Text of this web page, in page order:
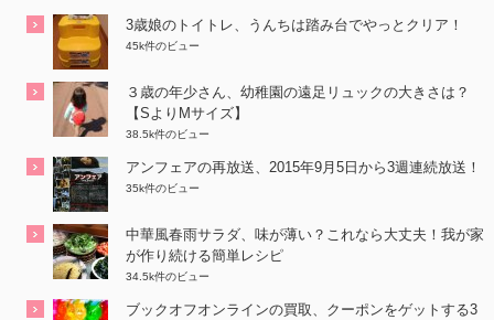
3歳娘のトイトレ、うんちは踏み台でやっとクリア！
45k件のビュー
３歳の年少さん、幼稚園の遠足リュックの大きさは？
【SよりMサイズ】
38.5k件のビュー
アンフェアの再放送、2015年9月5日から3週連続放送！
35k件のビュー
中華風春雨サラダ、味が薄い？これなら大丈夫！我が家
が作り続ける簡単レシピ
34.5k件のビュー
ブックオフオンラインの買取、クーポンをゲットする3